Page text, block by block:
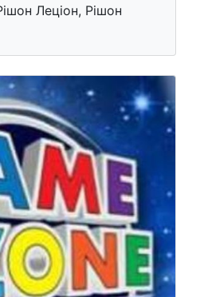
Леціон, Рішон